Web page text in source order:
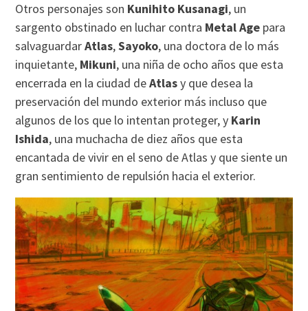
Otros personajes son Kunihito Kusanagi, un
sargento obstinado en luchar contra Metal Age para
salvaguardarAtlas,Sayoko, una doctora de lo más
inquietante, Mikuni, una niña de ocho años que esta
encerrada en la ciudad deAtlasy que desea la
preservación del mundo exterior más incluso que
algunos de los que lo intentan proteger, y Karin
Ishida, una muchacha de diez años que esta
encantada de vivir en el seno de Atlas y que siente un
gran sentimiento de repulsión hacia el exterior.